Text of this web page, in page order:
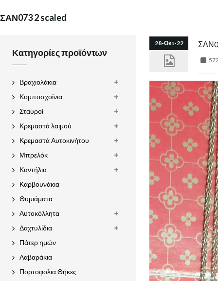
ΣΑΝ073 2 scaled
28-Οκτ-22
Κατηγορίες προϊόντων
Βραχιολάκια
Κομποσχοίνια
Σταυροί
Κρεμαστά λαιμού
Κρεμαστά Αυτοκινήτου
Μπρελόκ
Καντήλια
Καρβουνάκια
Θυμιάματα
Αυτοκόλλητα
Δαχτυλίδια
Πάτερ ημών
Λαβαράκια
Πορτοφολια Θήκες